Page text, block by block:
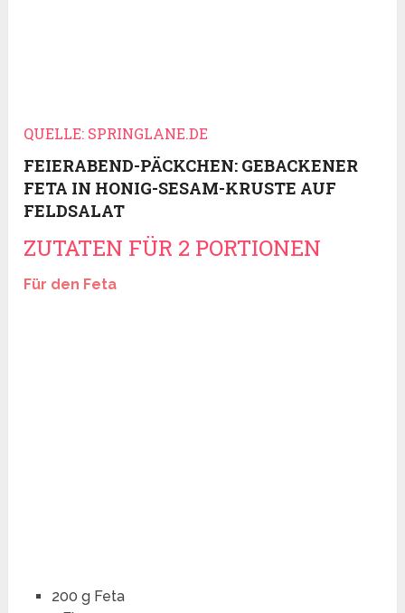
QUELLE: SPRINGLANE.DE
FEIERABEND-PÄCKCHEN: GEBACKENER
FETA IN HONIG-SESAM-KRUSTE AUF
FELDSALAT
ZUTATEN FÜR 2 PORTIONEN
Für den Feta
200 g Feta